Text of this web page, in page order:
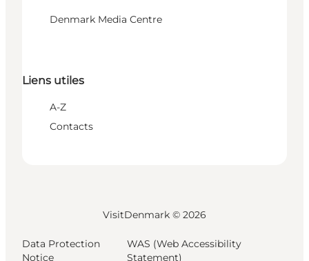
Denmark Media Centre
Liens utiles
A-Z
Contacts
VisitDenmark © 2026
Data Protection
Notice
WAS (Web Accessibility
Statement)